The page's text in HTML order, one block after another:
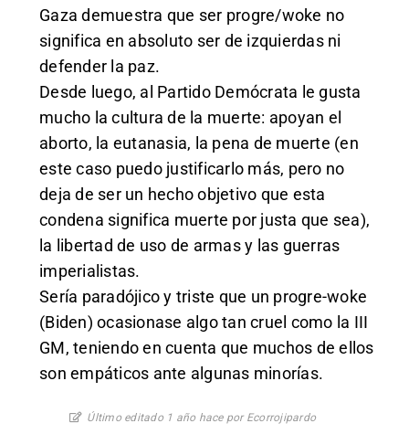
Gaza demuestra que ser progre/woke no
significa en absoluto ser de izquierdas ni
defender la paz.
Desde luego, al Partido Demócrata le gusta
mucho la cultura de la muerte: apoyan el
aborto, la eutanasia, la pena de muerte (en
este caso puedo justificarlo más, pero no
deja de ser un hecho objetivo que esta
condena significa muerte por justa que sea),
la libertad de uso de armas y las guerras
imperialistas.
Sería paradójico y triste que un progre-woke
(Biden) ocasionase algo tan cruel como la III
GM, teniendo en cuenta que muchos de ellos
son empáticos ante algunas minorías.
Último editado 1 año hace por Ecorrojipardo